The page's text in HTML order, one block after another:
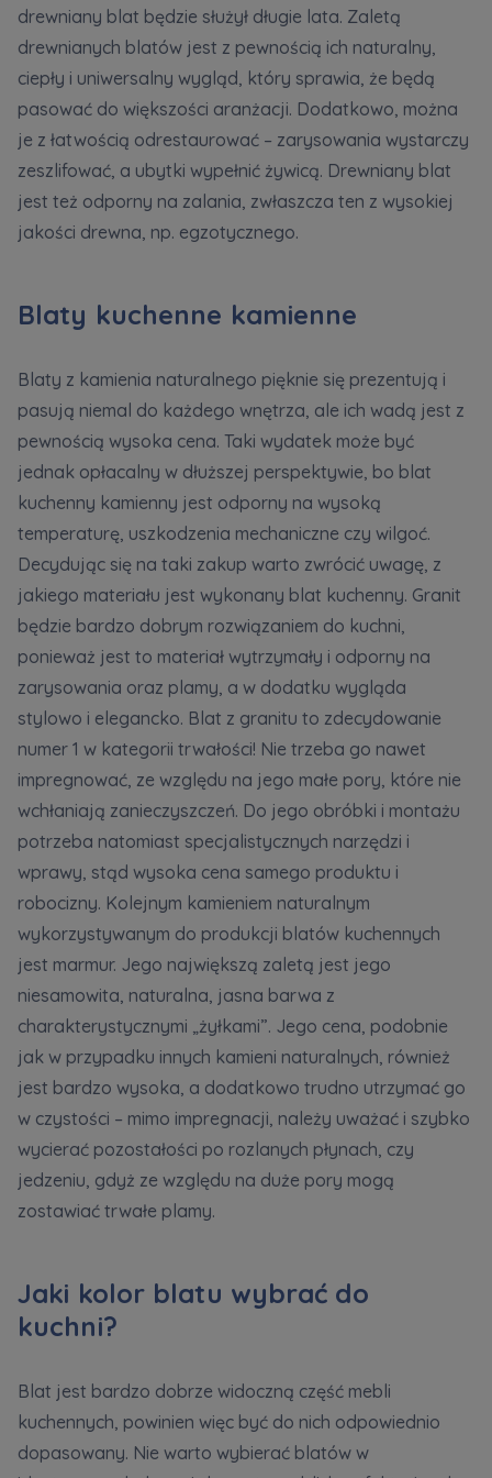
drewniany blat będzie służył długie lata. Zaletą
drewnianych blatów jest z pewnością ich naturalny,
ciepły i uniwersalny wygląd, który sprawia, że będą
pasować do większości aranżacji. Dodatkowo, można
je z łatwością odrestaurować – zarysowania wystarczy
zeszlifować, a ubytki wypełnić żywicą. Drewniany blat
jest też odporny na zalania, zwłaszcza ten z wysokiej
jakości drewna, np. egzotycznego.
Blaty kuchenne kamienne
Blaty z kamienia naturalnego pięknie się prezentują i
pasują niemal do każdego wnętrza, ale ich wadą jest z
pewnością wysoka cena. Taki wydatek może być
jednak opłacalny w dłuższej perspektywie, bo blat
kuchenny kamienny jest odporny na wysoką
temperaturę, uszkodzenia mechaniczne czy wilgoć.
Decydując się na taki zakup warto zwrócić uwagę, z
jakiego materiału jest wykonany blat kuchenny. Granit
będzie bardzo dobrym rozwiązaniem do kuchni,
ponieważ jest to materiał wytrzymały i odporny na
zarysowania oraz plamy, a w dodatku wygląda
stylowo i elegancko. Blat z granitu to zdecydowanie
numer 1 w kategorii trwałości! Nie trzeba go nawet
impregnować, ze względu na jego małe pory, które nie
wchłaniają zanieczyszczeń. Do jego obróbki i montażu
potrzeba natomiast specjalistycznych narzędzi i
wprawy, stąd wysoka cena samego produktu i
robocizny. Kolejnym kamieniem naturalnym
wykorzystywanym do produkcji blatów kuchennych
jest marmur. Jego największą zaletą jest jego
niesamowita, naturalna, jasna barwa z
charakterystycznymi „żyłkami”. Jego cena, podobnie
jak w przypadku innych kamieni naturalnych, również
jest bardzo wysoka, a dodatkowo trudno utrzymać go
w czystości – mimo impregnacji, należy uważać i szybko
wycierać pozostałości po rozlanych płynach, czy
jedzeniu, gdyż ze względu na duże pory mogą
zostawiać trwałe plamy.
Jaki kolor blatu wybrać do
kuchni?
Blat jest bardzo dobrze widoczną część mebli
kuchennych, powinien więc być do nich odpowiednio
dopasowany. Nie warto wybierać blatów w